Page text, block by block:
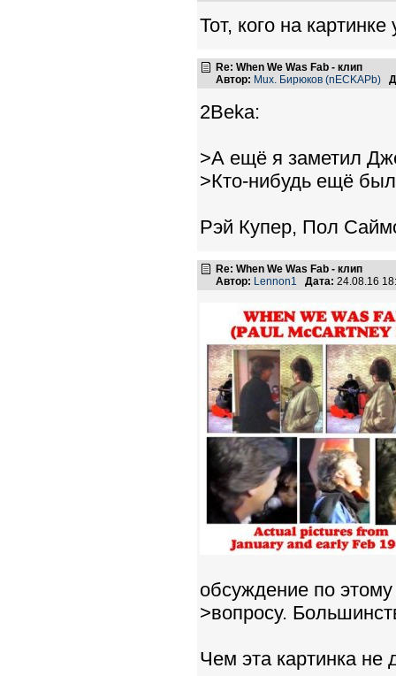
Тот, кого на
Re: When We Was Fab - клип
Автор: Mux. Бирюков (nECKAPb)
2Beka:
>А ещё я заметил
>Кто-нибудь ещё
Рэй Купер, Пол
Re: When We Was Fab - клип
Автор: Lennon1 Дата: 24.08.16
обсуждение по этому
>вопросу.
Чем эта картинка не